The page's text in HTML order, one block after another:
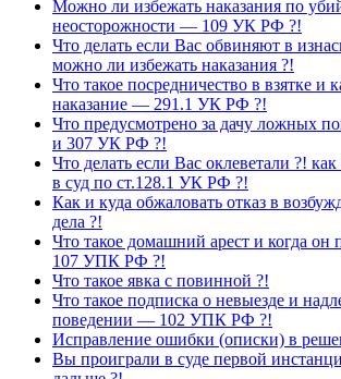
Можно ли избежать наказания по
неосторожности — 109 УК РФ ?!
Что делать если Вас обвиняют в
можно ли избежать наказания ?!
Что такое посредничество в взятке и
наказание — 291.1 УК РФ ?!
Что предусмотрено за дачу ложных
и 307 УК РФ ?!
Что делать если Вас оклеветали ?!
в суд по ст.128.1 УК РФ ?!
Как и куда обжаловать отказ в
дела ?!
Что такое домашний арест и когда
107 УПК РФ ?!
Что такое явка с повинной ?!
Что такое подписка о невыезде и
поведении — 102 УПК РФ ?!
Исправление ошибки (описки) в
Вы проиграли в суде первой